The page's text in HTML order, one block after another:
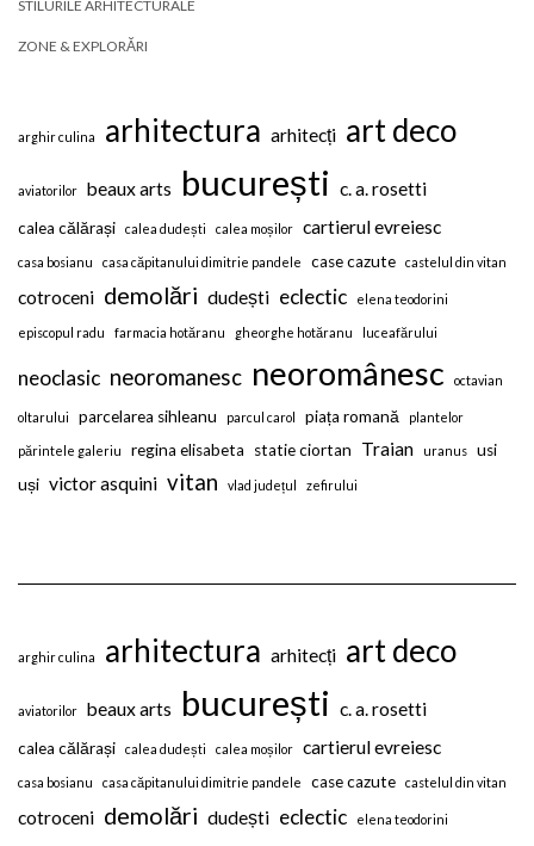
STILURILE ARHITECTURALE
ZONE & EXPLORĂRI
arghir culina arhitectura arhitecți art deco
aviatorilor beaux arts bucurești c. a. rosetti
calea călărași calea dudești calea moșilor cartierul evreiesc
casa bosianu casa căpitanului dimitrie pandele case cazute castelul din vitan
cotroceni demolări dudești eclectic elena teodorini
episcopul radu farmacia hotăranu gheorghe hotăranu luceafărului
neoclasic neoromanesc neoromânesc octavian
oltarului parcelarea sihleanu parcul carol piața romană plantelor
părintele galeriu regina elisabeta statie ciortan Traian uranus
usi
uși victor asquini vitan vlad județul zefirului
arghir culina arhitectura arhitecți art deco
aviatorilor beaux arts bucurești c. a. rosetti
calea călărași calea dudești calea moșilor cartierul evreiesc
casa bosianu casa căpitanului dimitrie pandele case cazute castelul din vitan
cotroceni demolări dudești eclectic elena teodorini